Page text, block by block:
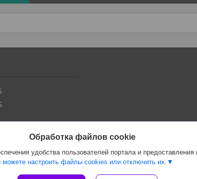
Обработка файлов cookie
удобства пользователей портала и предоставления
можете настроить файлы cookies или отключить их.